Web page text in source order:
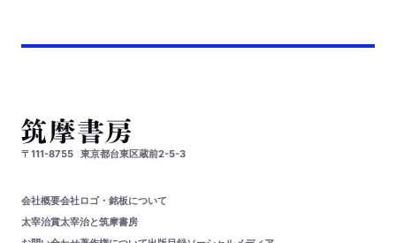
〒111-8755 東京都台東区蔵前2-5-3
会社概要会社ロゴ・銘板について
太宰治賞太宰治と筑摩書房